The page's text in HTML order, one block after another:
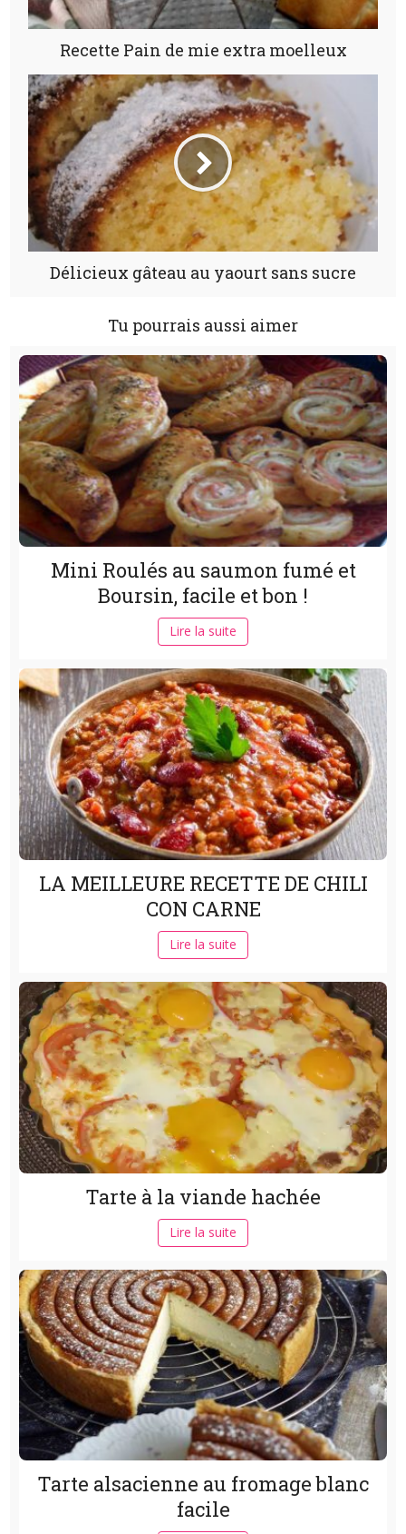
Recette Pain de mie extra moelleux
Délicieux gâteau au yaourt sans sucre
Tu pourrais aussi aimer
Mini Roulés au saumon fumé et
Boursin, facile et bon !
Lire la suite
LA MEILLEURE RECETTE DE CHILI
CON CARNE
Lire la suite
Tarte à la viande hachée
Lire la suite
Tarte alsacienne au fromage blanc
facile